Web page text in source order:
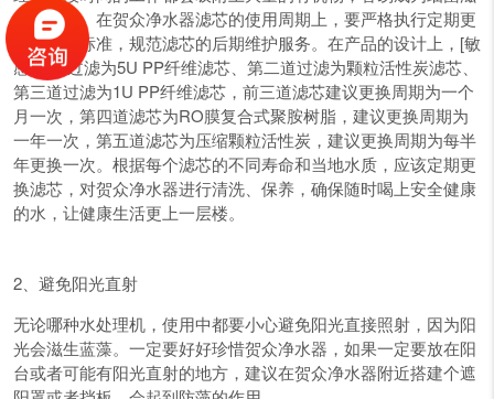
长的温床。在贺众净水器滤芯的使用周期上，要严格执行定期更
换滤芯的标准，规范滤芯的后期维护服务。在产品的设计上，[敏
感词]道过滤为5U PP纤维滤芯、第二道过滤为颗粒活性炭滤芯、
第三道过滤为1U PP纤维滤芯，前三道滤芯建议更换周期为一个
月一次，第四道滤芯为RO膜复合式聚胺树脂，建议更换周期为
一年一次，第五道滤芯为压缩颗粒活性炭，建议更换周期为每半
年更换一次。根据每个滤芯的不同寿命和当地水质，应该定期更
换滤芯，对贺众净水器进行清洗、保养，确保随时喝上安全健康
的水，让健康生活更上一层楼。
2、避免阳光直射
无论哪种水处理机，使用中都要小心避免阳光直接照射，因为阳
光会滋生蓝藻。一定要好好珍惜贺众净水器，如果一定要放在阳
台或者可能有阳光直射的地方，建议在贺众净水器附近搭建个遮